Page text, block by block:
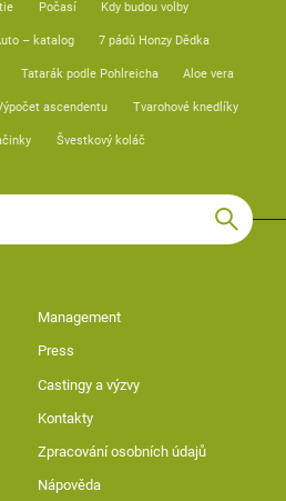
Počasí Kdy budou volby
– katalog 7 pádů Honzy Dědka
Tatarák podle Pohlreicha Aloe vera
ascendentu Tvarohové knedlíky
Švestkový koláč
Management
Press
Castingy a výzvy
Kontakty
Zpracování osobních údajů
Nápověda